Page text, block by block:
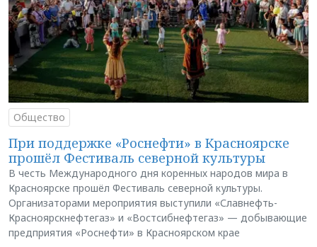
Общество
При поддержке «Роснефти» в Красноярске
прошёл Фестиваль северной культуры
В честь Международного дня коренных народов мира в
Красноярске прошёл Фестиваль северной культуры.
Организаторами мероприятия выступили «Славнефть-
Красноярскнефтегаз» и «Востсибнефтегаз» — добывающие
предприятия «Роснефти» в Красноярском крае